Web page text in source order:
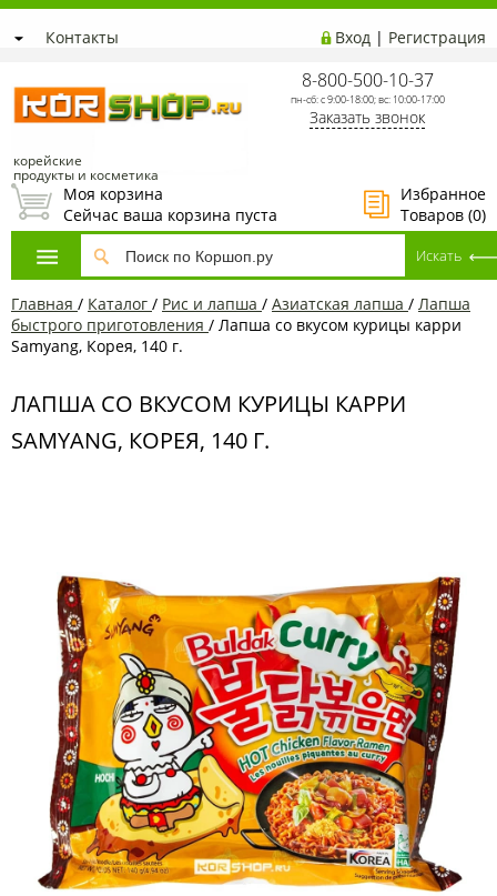
Контакты Вход | Регистрация
корейские
продукты и косметика
8-800-500-10-37
пн-сб: с 9:00-18:00; вс: 10:00-17:00
Заказать звонок
Избранное
Товаров (0)
Моя корзина
Сейчас ваша корзина пуста
Главная / Каталог / Рис и лапша / Азиатская лапша / Лапша
быстрого приготовления / Лапша со вкусом курицы карри
Samyang, Корея, 140 г.
ЛАПША СО ВКУСОМ КУРИЦЫ КАРРИ
SAMYANG, КОРЕЯ, 140 Г.